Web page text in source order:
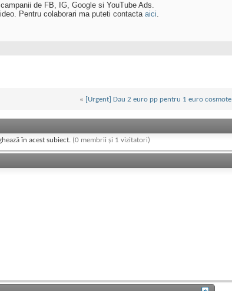
de FB, IG, Google si YouTube Ads.
Pentru colaborari ma puteti contacta aici.
« [Urgent] Dau 2 euro pp pentru 1 euro cosmote
în acest subiect. (0 membrii și 1 vizitatori)